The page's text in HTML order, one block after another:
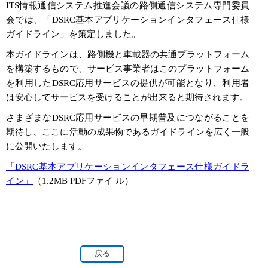
ITS情報通信システム推進会議の路側通信システム専門委員
会では、「DSRC基本アプリケーションインタフェース仕様
ガイドライン」を策定しました。
本ガイドラインは、路側機と車載器の共通プラットフォーム
を構築するもので、サービス事業者はこのプラットフォーム
を利用したDSRC応用サービスの提供が可能となり、利用者
は安心してサービスを受けることが出来ると期待されます。
さまざまなDSRC応用サービスの早期普及につながることを
期待し、ここに活動の成果物であるガイドラインを広く一般
に公開いたします。
「DSRC基本アプリケーションインタフェース仕様ガイドラ
イン」
（1.2MB PDFファイ ル）
戻る